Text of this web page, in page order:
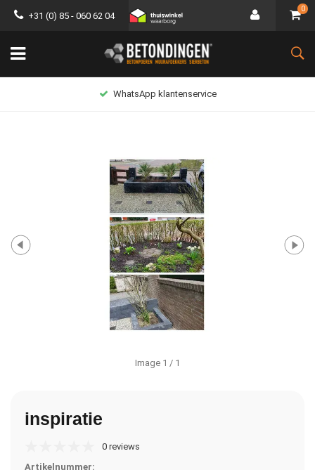
+31 (0) 85 - 060 62 04
0
WhatsApp klantenservice
Image 1 / 1
inspiratie
0 reviews
Artikelnummer: